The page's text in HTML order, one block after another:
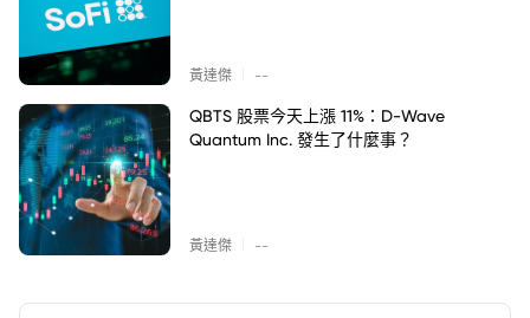
黃達傑 --
QBTS 股票今天上漲 11%：D-Wave
Quantum Inc. 發生了什麼事？
黃達傑 --